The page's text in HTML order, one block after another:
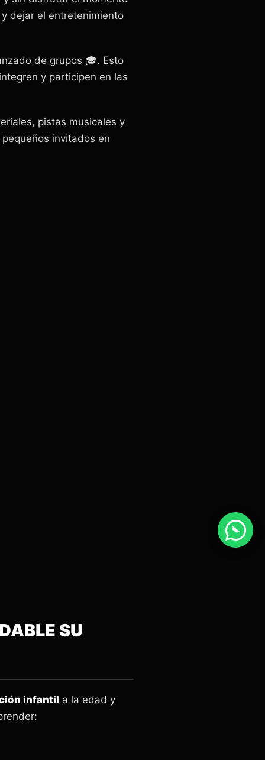
dejar el entretenimiento
de grupos 🎓. Esto
y participen en las
pistas musicales y
invitados en
SU
infantil a la edad y